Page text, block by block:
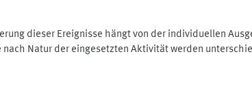
dieser Ereignisse hängt von der individuellen
nach Natur der eingesetzten Aktivität werden